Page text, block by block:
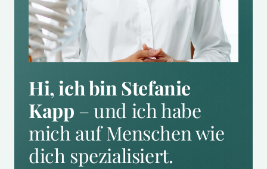
Hi, ich bin Stefanie
Kapp – und ich habe
mich auf Menschen wie
dich spezialisiert.